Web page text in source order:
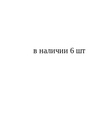
в наличии 6 шт